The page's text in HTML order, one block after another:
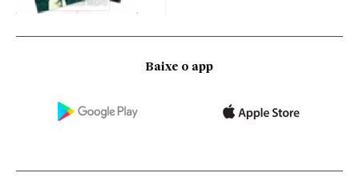
Baixe o app